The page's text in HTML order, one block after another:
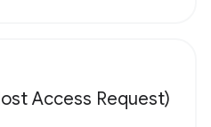
Access Request)